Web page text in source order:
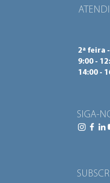
2ª feira
9:00 -
14:00 -
SIGA-